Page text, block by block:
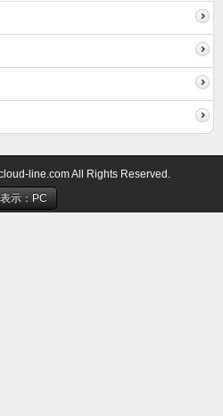
line.com All Rights Reserved.
表示：PC